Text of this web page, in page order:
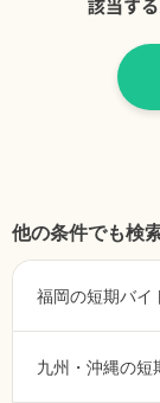
他の条件でも検
福岡の短期バイ
九州・沖縄の短